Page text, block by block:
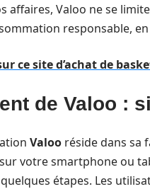
affaires, Valoo ne se
responsable,
ce site d’achat de
de Valoo :
Valoo réside dans sa
votre smartphone ou
étapes. Les